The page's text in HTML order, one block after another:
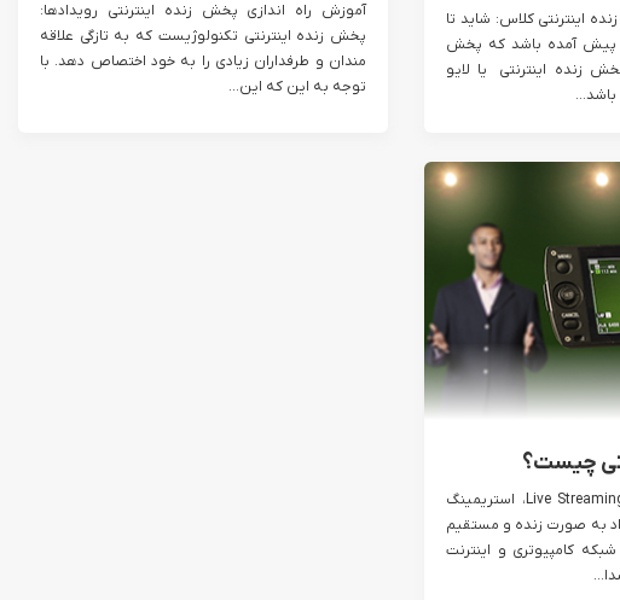
اینترنتی کلاس: شاید تا
پیش آمده باشد که پخش
زنده اینترنتی یا لایو
آموزش راه اندازی پخش زنده اینترنتی رویدادها:
پخش زنده اینترنتی تکنولوژیست که به تازگی علاقه
مندان و طرفداران زیادی را به خود اختصاص دهد. با
توجه به این که این...
چیست؟
پخش زنده اینترنتی یا Live Streaming، استریمینگ
به صورت زنده و مستقیم
کامپیوتری و اینترنت